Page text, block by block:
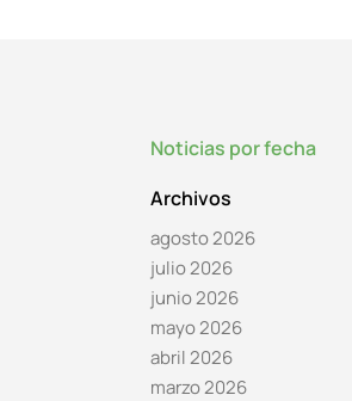
Noticias por fecha
Archivos
agosto 2026
julio 2026
junio 2026
mayo 2026
abril 2026
marzo 2026